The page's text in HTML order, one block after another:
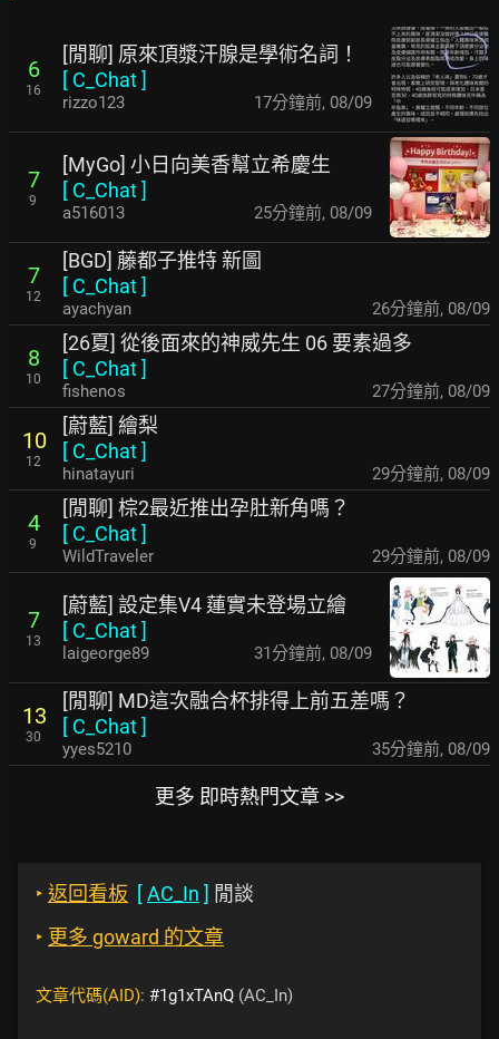
6
16
[閒聊] 原來頂漿汗腺是學術名詞！
[ C_Chat]
rizzo123 17分鐘前, 08/09
7
9
[MyGo] 小日向美香幫立希慶生
[ C_Chat]
a516013 25分鐘前, 08/09
7
12
[BGD] 藤都子推特 新圖
[ C_Chat]
ayachyan 26分鐘前, 08/09
8
10
[26夏] 從後面來的神威先生 06 要素過多
[ C_Chat]
fishenos 27分鐘前, 08/09
10
12
[蔚藍] 繪梨
[ C_Chat]
hinatayuri 29分鐘前, 08/09
4
9
[閒聊] 棕2最近推出孕肚新角嗎？
[ C_Chat]
WildTraveler 29分鐘前, 08/09
7
13
[蔚藍] 設定集V4 蓮實未登場立繪
[ C_Chat]
laigeorge89 31分鐘前, 08/09
13
30
[閒聊] MD這次融合杯排得上前五差嗎？
[ C_Chat]
yyes5210 35分鐘前, 08/09
更多 即時熱門文章 >>
‣ 返回看板 [AC_In ] 閒談
‣ 更多 goward 的文章
文章代碼(AID): #1g1xTAnQ (AC_In)